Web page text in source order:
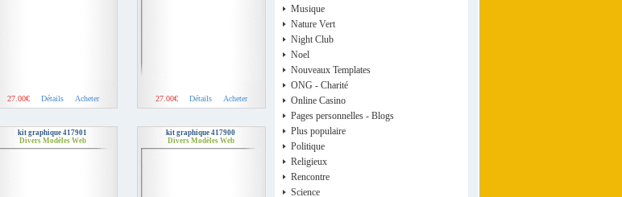
27.00€ Détails Acheter 27.00€ Détails Acheter
kit graphique 417901
Divers Modèles Web
kit graphique 417900
Divers Modèles Web
Musique
Nature Vert
Night Club
Noel
Nouveaux Templates
ONG - Charité
Online Casino
Pages personnelles - Blogs
Plus populaire
Politique
Religieux
Rencontre
Science